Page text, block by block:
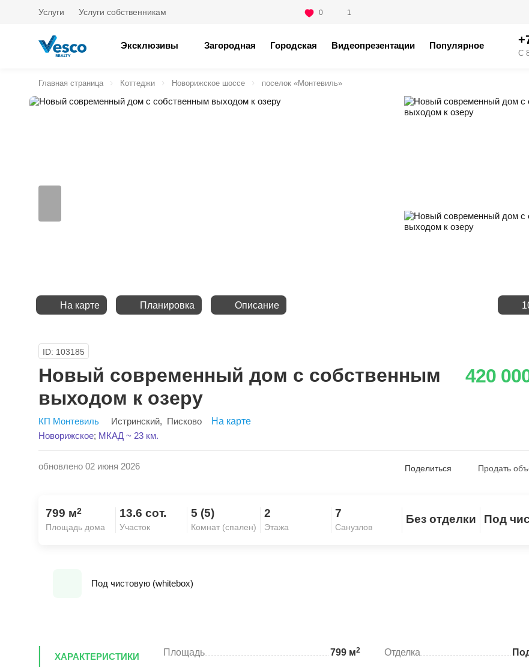
Услуги Услуги собственникам 0 1
Эксклюзивы Загородная Городская Видеопрезентации Популярное
С
Главная страница Коттеджи Новорижское шоссе поселок «Монтевиль»
На карте Планировка Описание
ID: 103185
Новый современный дом с собственным
выходом к озеру
420
КП Монтевиль Истринский, Писково
На карте
Новорижское; МКАД ~ 23 км.
обновлено 02 июня 2026 Поделиться
Скопировать ссылку
Продать
799 м2
Площадь дома
13.6 сот.
Участок
5 (5)
Комнат (спален)
2
Этажа
7
Санузлов
Без отделки Под
Под чистовую (whitebox)
ХАРАКТЕРИСТИКИ Площадь 799 м2 Отделка